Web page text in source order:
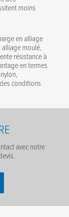
moins
en alliage
alliage moulé,
résistance à
en termes
conditions
avec notre